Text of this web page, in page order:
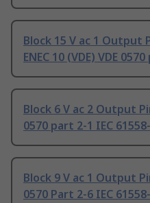
Block 15 V ac 1 Output
ENEC 10 (VDE) VDE
Block 6 V ac 2 Output
0570 part 2-1 IEC
Block 9 V ac 1 Output
0570 Part 2-6 IEC